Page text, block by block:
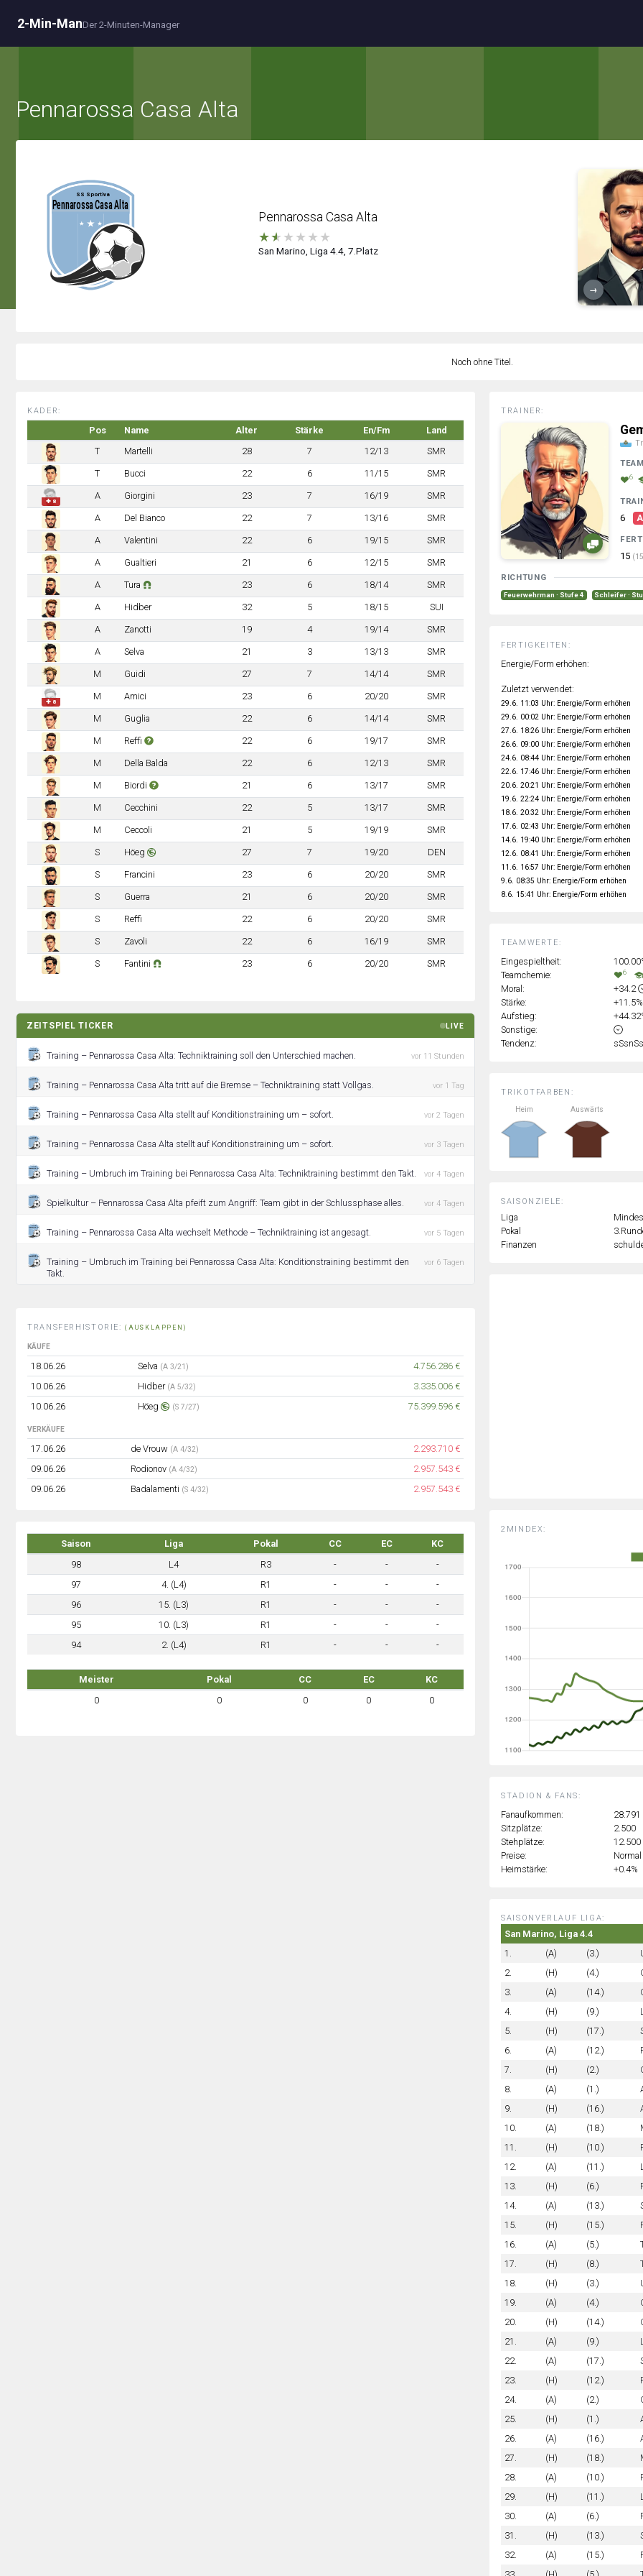
2-Min-ManDer 2-Minuten-Manager
Pennarossa Casa Alta
Pennarossa Casa Alta
★★ ★ ★ ★ ★
San Marino, Liga 4.4, 7.Platz
→
Noch ohne Titel.
KADER:
Pos Name Alter Stärke En/Fm
Land
T
Martelli 28 7 12/13 SMR
T Bucci 22 6 11/15 SMR
✚ 8
A Giorgini 23 7 16/19 SMR
A Del Bianco 22 7 13/16 SMR
A Valentini 22 6 19/15 SMR
A Gualtieri 21 6 12/15 SMR
A Tura 23 6 18/14 SMR
A Hidber 32 5 18/15 SUI
A Zanotti 19 4 19/14 SMR
A Selva 21 3 13/13 SMR
M Guidi 27 7 14/14 SMR
✚ 8
M Amici 23 6 20/20 SMR
M Guglia 22 6 14/14 SMR
M Reffi 22 6 19/17 SMR
M Della Balda 22 6 12/13 SMR
M Biordi 21 6 13/17 SMR
M Cecchini 22 5 13/17 SMR
M Ceccoli 21 5 19/19 SMR
S Höeg 27 7 19/20 DEN
S Francini 23 6 20/20 SMR
S Guerra 21 6 20/20 SMR
S Reffi 22 6 20/20 SMR
S Zavoli 22 6 16/19 SMR
S Fantini 23 6 20/20 SMR
ZEITSPIEL TICKER LIVE
Training – Pennarossa Casa Alta: Techniktraining soll den Unterschied machen. vor 11 Stunden
Training – Pennarossa Casa Alta tritt auf die Bremse – Techniktraining statt Vollgas. vor 1 Tag
Training – Pennarossa Casa Alta stellt auf Konditionstraining um – sofort. vor 2 Tagen
Training – Pennarossa Casa Alta stellt auf Konditionstraining um – sofort. vor 3 Tagen
Training – Umbruch im Training bei Pennarossa Casa Alta: Techniktraining bestimmt den Takt. vor 4 Tagen
Spielkultur – Pennarossa Casa Alta pfeift zum Angriff: Team gibt in der Schlussphase alles. vor 4 Tagen
Training – Pennarossa Casa Alta wechselt Methode – Techniktraining ist angesagt. vor 5 Tagen
Training – Umbruch im Training bei Pennarossa Casa Alta: Konditionstraining bestimmt den
Takt.
vor 6 Tagen
TRANSFERHISTORIE:(AUSKLAPPEN)
KÄUFE
18.06.26 Selva (A 3/21)
4.756.286 €
10.06.26
Hidber (A 5/32)
3.335.006 €
10.06.26
Höeg (S 7/27) 75.399.596 €
VERKÄUFE
17.06.26 de Vrouw (A 4/32)
2.293.710 €
09.06.26
Rodionov (A 4/32)
2.957.543 €
09.06.26
Badalamenti (S 4/32) 2.957.543 €
Saison Liga Pokal CC EC
KC
98
L4 R3 - -
-
97
4. (L4) R1 - -
-
96
15. (L3) R1 - -
-
95
10. (L3) R1 - -
-
94
2. (L4) R1 - - -
Meister Pokal CC EC
KC
0
0 0 0 0
TRIKOTFARBEN:
Heim
Auswärts
SAISONZIELE:
Liga
Pokal
Finanzen
2MINDEX:
TEAMWERTE:
Eingespieltheit:
Teamchemie:
6
Moral:
+34.2
Stärke:
+11.5%
Aufstieg:
Sonstige:
Tendenz:
TRAINER:
6
6
15
RICHTUNG
Feuerwehrman · Stufe 4 Schleifer ·
FERTIGKEITEN:
Energie/Form erhöhen:
Zuletzt verwendet:
29.6. 11:03 Uhr: Energie/Form erhöhen
29.6. 00:02 Uhr: Energie/Form erhöhen
27.6. 18:26 Uhr: Energie/Form erhöhen
26.6. 09:00 Uhr: Energie/Form erhöhen
24.6. 08:44 Uhr: Energie/Form erhöhen
22.6. 17:46 Uhr: Energie/Form erhöhen
20.6. 20:21 Uhr: Energie/Form erhöhen
19.6. 22:24 Uhr: Energie/Form erhöhen
18.6. 20:32 Uhr: Energie/Form erhöhen
17.6. 02:43 Uhr: Energie/Form erhöhen
14.6. 19:40 Uhr: Energie/Form erhöhen
12.6. 08:41 Uhr: Energie/Form erhöhen
11.6. 16:57 Uhr: Energie/Form erhöhen
9.6. 08:35 Uhr: Energie/Form erhöhen
8.6. 15:41 Uhr: Energie/Form erhöhen
STADION & FANS:
Fanaufkommen:
28.791
Sitzplätze:
2.500
Stehplätze:
12.500
Preise:
Normal
Heimstärke:
+0.4%
SAISONVERLAUF LIGA:
San Marino, Liga 4.4
1.
(A) (3.)
2.
(H) (4.)
3.
(A) (14.)
4.
(H) (9.)
5.
(H) (17.)
6.
(A) (12.)
7.
(H) (2.)
8.
(A) (1.)
9.
(H) (16.)
10.
(A) (18.)
11.
(H) (10.)
12.
(A) (11.)
13.
(H) (6.)
14.
(A) (13.)
15.
(H) (15.)
16.
(A) (5.)
17.
(H) (8.)
18.
(H) (3.)
19.
(A) (4.)
20.
(H) (14.)
21.
(A) (9.)
22.
(A) (17.)
23.
(H) (12.)
24.
(A) (2.)
25.
(H) (1.)
26.
(A) (16.)
27.
(H) (18.)
28.
(A) (10.)
29.
(H) (11.)
30.
(A) (6.)
31.
(H) (13.)
32.
(A) (15.)